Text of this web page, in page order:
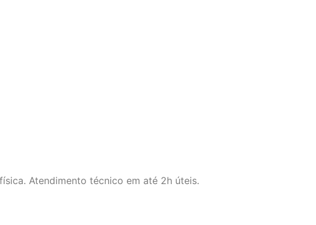
Atendimento técnico em até 2h úteis.